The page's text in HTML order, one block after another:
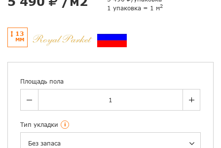
1 упаковка = 1 м2
13
ММ
Площадь пола
Тип укладки i
Без запаса